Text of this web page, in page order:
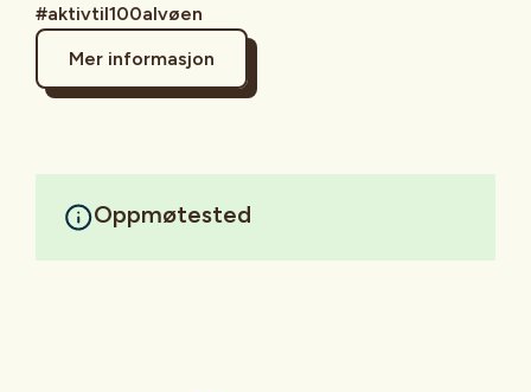
#aktivtil100alvøen
Mer informasjon
Oppmøtested